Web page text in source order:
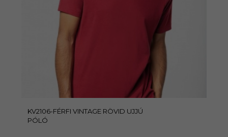
KV2106-FÉRFI VINTAGE RÖVID UJJÚ
PÓLÓ